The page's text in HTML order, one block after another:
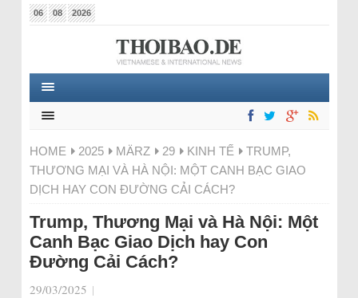
06 08 2026
HOME 2025 MÄRZ 29 KINH TẾ
TRUMP,
THƯƠNG MẠI VÀ HÀ NỘI: MỘT CANH BẠC GIAO
DỊCH HAY CON ĐƯỜNG CẢI CÁCH?
Trump, Thương Mại và Hà Nội: Một
Canh Bạc Giao Dịch hay Con
Đường Cải Cách?
29/03/2025 |